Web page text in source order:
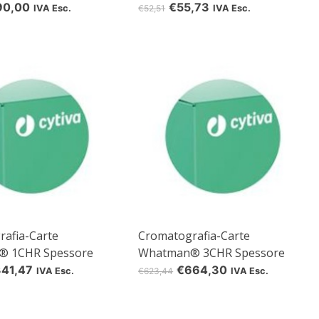
m x 10 cm, 1
IVA Esc.
0,18 mm, 100 m x 2 cm, 1
€52,51 €55,73 IVA Esc.
Carte
1CHR Spessore
x 46 cm, 100 blad
IVA Esc.
Cromatografia-Carte
Whatman® 3CHR Spessore
0,36 mm
€623,44 €664,30 IVA Esc.